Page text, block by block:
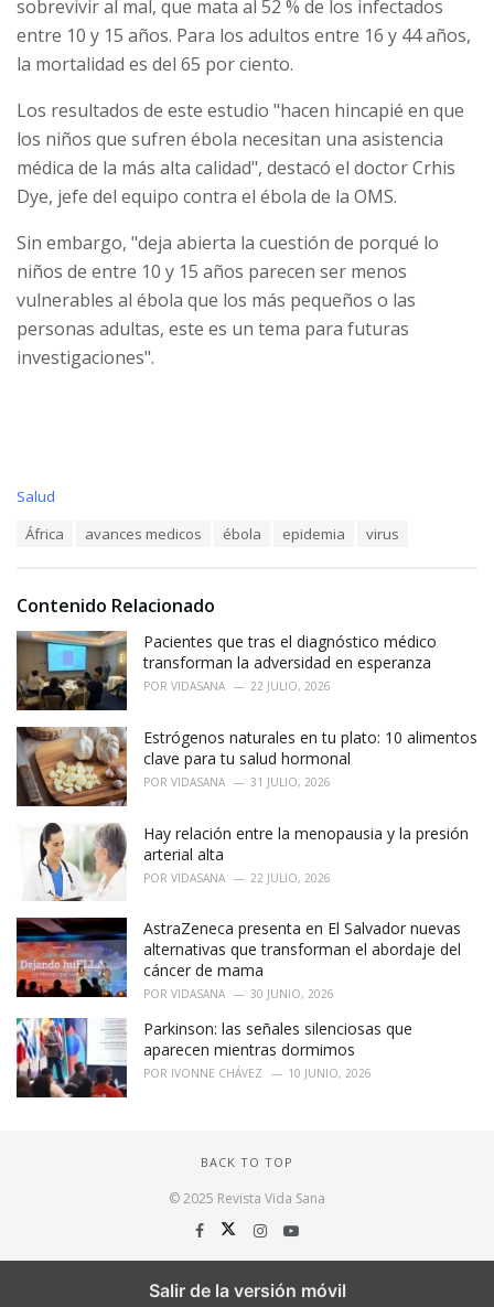
sobrevivir al mal, que mata al 52 % de los infectados
entre 10 y 15 años. Para los adultos entre 16 y 44 años,
la mortalidad es del 65 por ciento.
Los resultados de este estudio "hacen hincapié en que
los niños que sufren ébola necesitan una asistencia
médica de la más alta calidad", destacó el doctor Crhis
Dye, jefe del equipo contra el ébola de la OMS.
Sin embargo, "deja abierta la cuestión de porqué lo
niños de entre 10 y 15 años parecen ser menos
vulnerables al ébola que los más pequeños o las
personas adultas, este es un tema para futuras
investigaciones".
C
o
r
i
s
:
Salud
:
África avances medicos ébola epidemia virus
Contenido Relacionado
Pacientes que tras el diagnóstico médico
transforman la adversidad en esperanza
POR VIDASANA 22 JULIO, 2026
Estrógenos naturales en tu plato: 10 alimentos
clave para tu salud hormonal
POR VIDASANA 31 JULIO, 2026
Hay relación entre la menopausia y la presión
arterial alta
POR VIDASANA 22 JULIO, 2026
AstraZeneca presenta en El Salvador nuevas
alternativas que transforman el abordaje del
cáncer de mama
POR VIDASANA 30 JUNIO, 2026
Parkinson: las señales silenciosas que
aparecen mientras dormimos
POR IVONNE CHÁVEZ 10 JUNIO, 2026
BACK TO TOP
© 2025 Revista Vida Sana
Salir de la versión móvil